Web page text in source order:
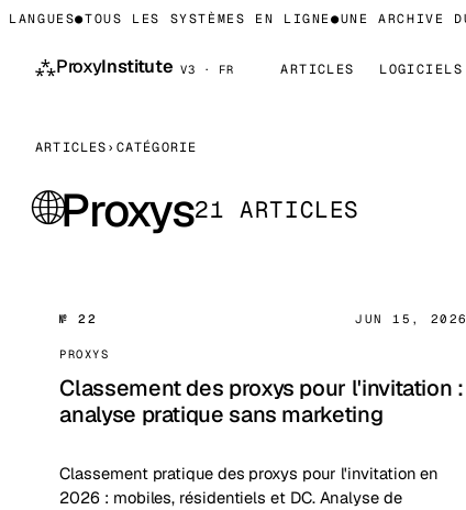
●TOUS LES SYSTÈMES EN LIGNE●UNE ARCHIVE DU
⁂ProxyInstitute V3 · FR ARTICLES LOGICIELS
ARTICLES › CATÉGORIE
🌐Proxys21 ARTICLES
№ 22 JUN 15, 2026
PROXYS
Classement des proxys pour l'invitation :
analyse pratique sans marketing
Classement pratique des proxys pour l'invitation en
2026 : mobiles, résidentiels et DC. Analyse de